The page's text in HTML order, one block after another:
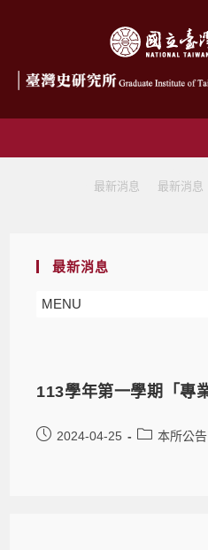
最新消息 最新消息
最新消息
MENU
113學年第一學期「專
2024-04-25 本所公告